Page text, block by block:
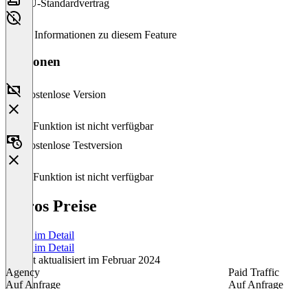
EU-Standardvertrag
Keine Informationen zu diesem Feature
Versionen
Kostenlose Version
Diese Funktion ist nicht verfügbar
Kostenlose Testversion
Diese Funktion ist nicht verfügbar
Hyros Preise
Preise im Detail
Preise im Detail
Zuletzt aktualisiert im Februar 2024
Agency
Auf Anfrage
Paid Traffic
Auf Anfrage